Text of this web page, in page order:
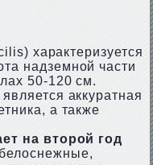
характеризуется
надземной части
50-120 см.
аккуратная
а также
на второй год